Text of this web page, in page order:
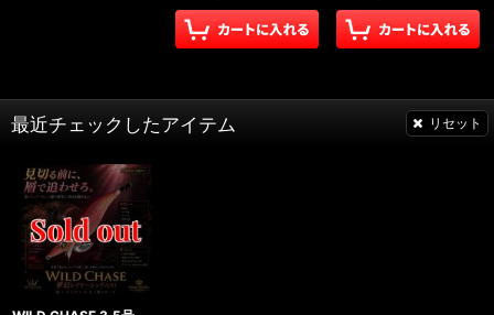
最近チェックしたアイテム リセット